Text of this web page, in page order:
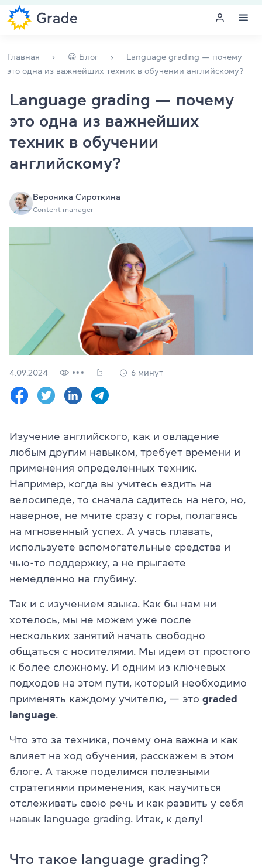
Обучение для преподавателей
Английский для компаний
Подготовка к экзаменам
Экзаменационный центр
Больше о нас
уровень
Оставить заявку
Язык сайта
(044) 580 11 00
(050) 580 11 00
г. Киев, метро Золотые Ворота, ул. Ярославов Вал, 13/2-б,
Посмотреть на Google Maps
Главная 😀 Блог
Language grading — почему
это одна из важнейших техник в обучении английскому?
Language grading — почему
это одна из важнейших
техник в обучении
английскому?
Вероника Сироткина
Content manager
4.09.2024 6 минут
Изучение английского, как и овладение
любым другим навыком, требует времени и
применения определенных техник.
Например, когда вы учитесь ездить на
велосипеде, то сначала садитесь на него, но,
наверное, не мчите сразу с горы, полагаясь
на мгновенный успех. А учась плавать,
используете вспомогательные средства и
чью-то поддержку, а не прыгаете
немедленно на глубину.
Так и с изучением языка. Как бы нам ни
хотелось, мы не можем уже после
нескольких занятий начать свободно
общаться с носителями. Мы идем от простого
к более сложному. И одним из ключевых
подходов на этом пути, который необходимо
применять каждому учителю, — это graded
language
Что это за техника, почему она важна и как
влияет на ход обучения, расскажем в этом
блоге. А также поделимся полезными
стратегиями применения, как научиться
отслеживать свою речь и как развить у себя
навык language grading. Итак, к делу!
Что такое language grading?